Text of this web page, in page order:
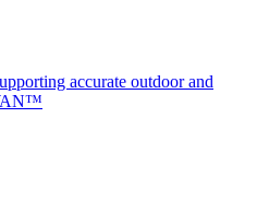
accurate outdoor and